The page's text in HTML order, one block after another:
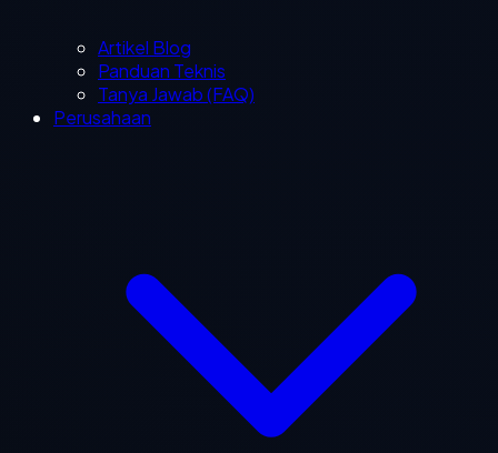
Artikel Blog
Panduan Teknis
Tanya Jawab (FAQ)
Perusahaan